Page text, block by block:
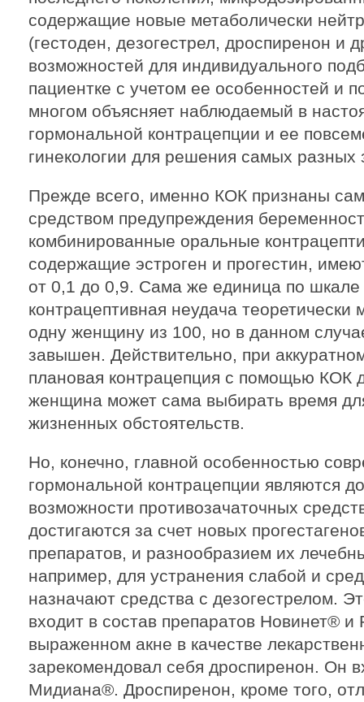
содержащие новые метаболически
(гестоден, дезогестрел, дроспиренон и
возможностей для индивидуального
пациентке с учетом ее особенностей и
многом объясняет наблюдаемый в
гормональной контрацепции и ее
гинекологии для решения самых разных
Прежде всего, именно КОК признаны
средством предупреждения
комбинированные оральные
содержащие эстроген и прогестин,
от 0,1 до 0,9. Сама же единица по шкале
контрацептивная неудача теоретически
одну женщину из 100, но в данном
завышен. Действительно, при
плановая контрацепция с помощью КОК
женщина может сама выбирать время
жизненных обстоятельств.
Но, конечно, главной особенностью
гормональной контрацепции являются
возможности противозачаточных
достигаются за счет новых
препаратов, и разнообразием их
например, для устранения слабой и
назначают средства с дезогестрелом.
входит в состав препаратов Новинет® и
выраженном акне в качестве
зарекомендовал себя дроспиренон. Он
Мидиана®. Дроспиренон, кроме того,